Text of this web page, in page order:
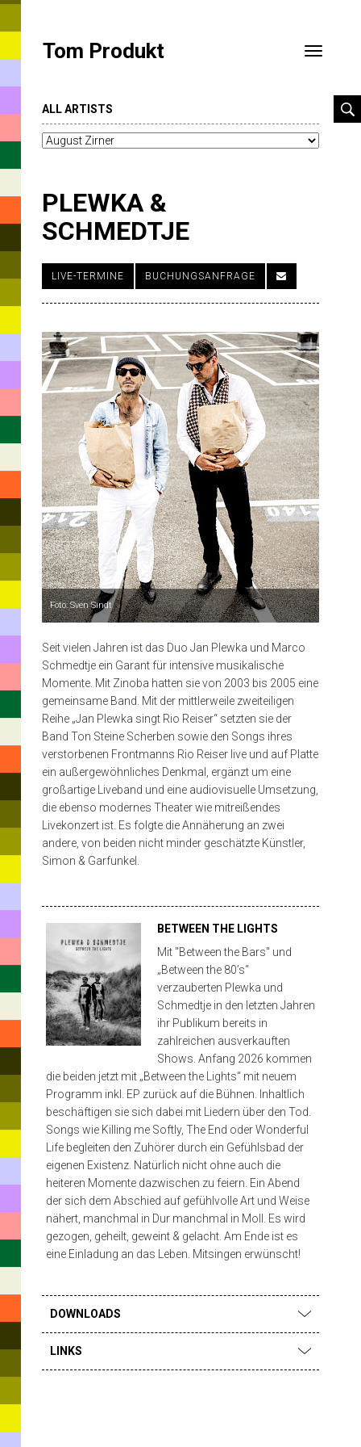
Hit
enter
to
close
Tom Produkt
Toggle
ALL ARTISTS
PLEWKA &
SCHMEDTJE
Jan
Plewka
einer
der
facettenreichsten
deutschen
Musiker
und
Sänger.
Mit
seiner
Band
„Selig“
gehört
er
seit
Mitte
der
90er
Jahre
zum
Besten
Erfolgreichsten,
was
die
deuts
LIVE-TERMINE BUCHUNGSANFRAGE
Foto: Sven Sindt
Seit vielen Jahren ist das Duo Jan Plewka und Marco
Schmedtje ein Garant für intensive musikalische
Momente. Mit Zinoba hatten sie von 2003 bis 2005 eine
gemeinsame Band. Mit der mittlerweile zweiteiligen
Reihe „Jan Plewka singt Rio Reiser“ setzten sie der
Band Ton Steine Scherben sowie den Songs ihres
verstorbenen Frontmanns Rio Reiser live und auf Platte
ein außergewöhnliches Denkmal, ergänzt um eine
großartige Liveband und eine audiovisuelle Umsetzung,
die ebenso modernes Theater wie mitreißendes
Livekonzert ist. Es folgte die Annäherung an zwei
andere, von beiden nicht minder geschätzte Künstler,
Simon & Garfunkel.
BETWEEN THE LIGHTS
Mit "Between the Bars" und
„Between the 80’s“
verzauberten Plewka und
Schmedtje in den letzten Jahren
ihr Publikum bereits in
zahlreichen ausverkauften
Shows. Anfang 2026 kommen
die beiden jetzt mit „Between the Lights“ mit neuem
Programm inkl. EP zurück auf die Bühnen. Inhaltlich
beschäftigen sie sich dabei mit Liedern über den Tod.
Songs wie Killing me Softly, The End oder Wonderful
Life begleiten den Zuhörer durch ein Gefühlsbad der
eigenen Existenz. Natürlich nicht ohne auch die
heiteren Momente dazwischen zu feiern. Ein Abend
der sich dem Abschied auf gefühlvolle Art und Weise
nähert, manchmal in Dur manchmal in Moll. Es wird
gezogen, geheilt, geweint & gelacht. Am Ende ist es
eine Einladung an das Leben. Mitsingen erwünscht!
DOWNLOADS
LINKS